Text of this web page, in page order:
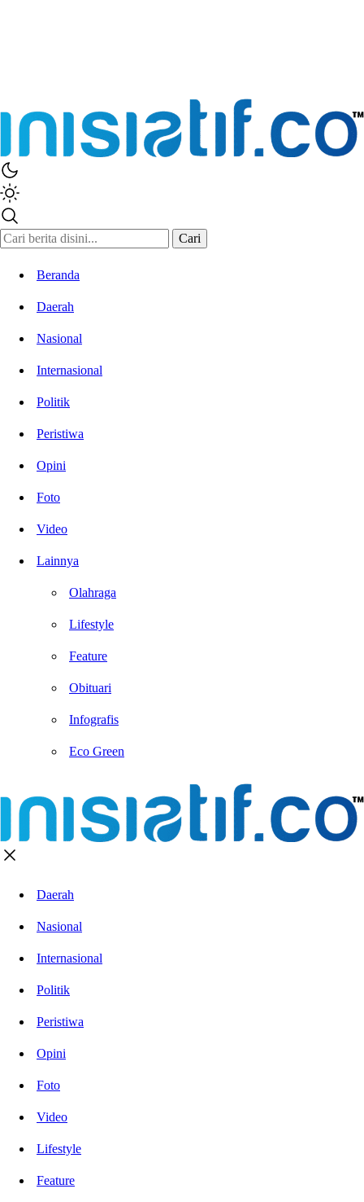
Cari
Beranda
Daerah
Nasional
Internasional
Politik
Peristiwa
Opini
Foto
Video
Lainnya
Olahraga
Lifestyle
Feature
Obituari
Infografis
Eco Green
Daerah
Nasional
Internasional
Politik
Peristiwa
Opini
Foto
Video
Lifestyle
Feature